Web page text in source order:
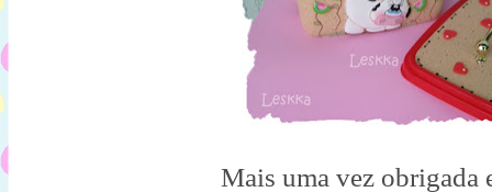
Mais uma vez obrigada